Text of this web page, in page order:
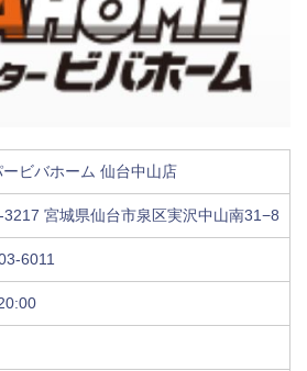
ービバホーム 仙台中山店
3217 宮城県仙台市泉区実沢中山南31−8
6011